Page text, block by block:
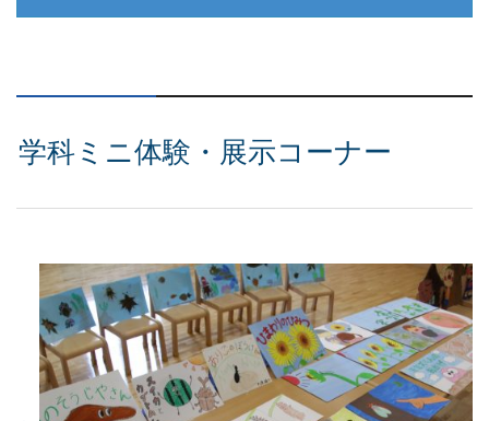
学科ミニ体験・展示コーナー